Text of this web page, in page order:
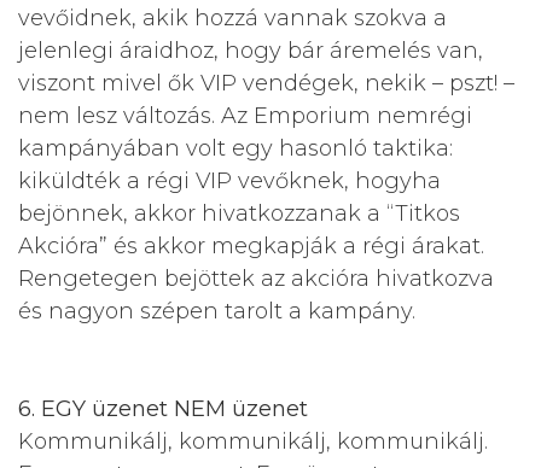
vevőidnek, akik hozzá vannak szokva a
jelenlegi áraidhoz, hogy bár áremelés van,
viszont mivel ők VIP vendégek, nekik – pszt! –
nem lesz változás. Az Emporium nemrégi
kampányában volt egy hasonló taktika:
kiküldték a régi VIP vevőknek, hogyha
bejönnek, akkor hivatkozzanak a “Titkos
Akcióra” és akkor megkapják a régi árakat.
Rengetegen bejöttek az akcióra hivatkozva
és nagyon szépen tarolt a kampány.
6. EGY üzenet NEM üzenet
Kommunikálj, kommunikálj, kommunikálj.